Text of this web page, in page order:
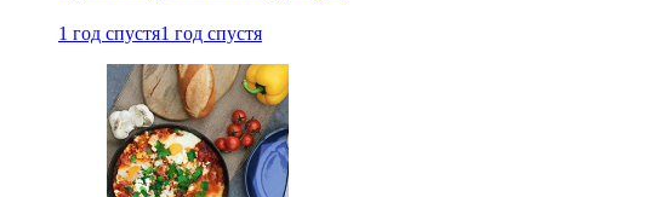
1 год спустя1 год спустя